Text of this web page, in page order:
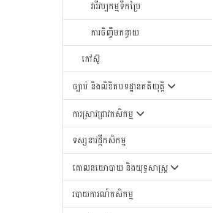
វារីវប្បកម្មទឹកប្រៃ
ការចិញ្ចឹមកន្ធាយ
កៅស៊ូ
ច្បាប់ និងលិខិតបទដ្ឋានគតិយុត្តិ
ការស្រាវជ្រាវកសិកម្ម
ទស្សនាវដ្តីកសិកម្ម
គោលនយោបាយ និងយុទ្ធសាស្រ្ត
របាយការណ៍កសិកម្ម